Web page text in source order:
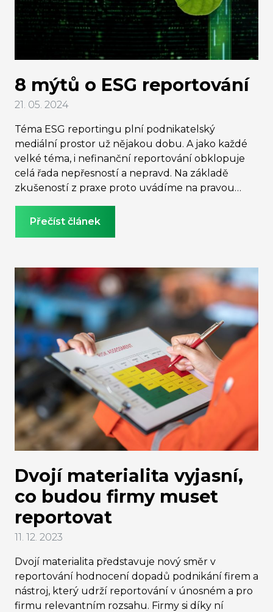
8 mýtů o ESG reportování
21. 05. 2024
Téma ESG reportingu plní podnikatelský
mediální prostor už nějakou dobu. A jako každé
velké téma, i nefinanční reportování obklopuje
celá řada nepřesností a nepravd. Na základě
zkušeností z praxe proto uvádíme na pravou
vedení firem k tomuto tématu.
Přečíst článek
Dvojí materialita vyjasní,
co budou firmy muset
reportovat
11. 12. 2023
Dvojí materialita představuje nový směr v
reportování hodnocení dopadů podnikání firem a
nástroj, který udrží reportování v únosném a pro
firmu relevantním rozsahu. Firmy si díky ní